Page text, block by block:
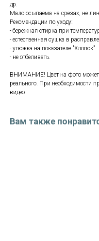
др.
Мало осыпаема на срезах, не
Рекомендации по уходу:
- бережная стирка при
- естественная сушка в
- утюжка на показателе "Хлопок".
- не отбеливать.
ВНИМАНИЕ! Цвет на фото может
реального. При необходимости
видео
Вам также